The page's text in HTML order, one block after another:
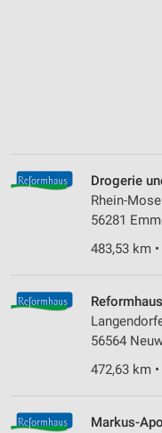
Drogerie
Rhein-
56281
483,53 km
56564
472,63 km
Markus-